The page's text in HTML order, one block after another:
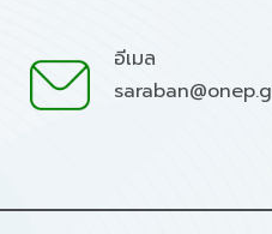
อีเมล